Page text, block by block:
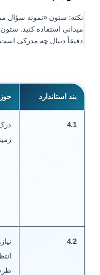
نکته: ستون «نمونه سؤال
میدانی استفاده کنید.
دقیقاً دنبال چه مدرکی است.
بند استاندارد
4.1
4.2